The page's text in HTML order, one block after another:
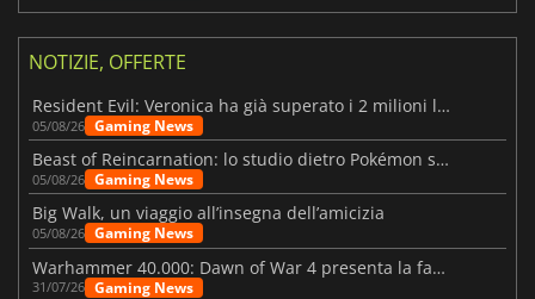
NOTIZIE, OFFERTE
Resident Evil: Veronica ha già superato i 2 milioni liste dei desideri
05/08/26 Gaming News
Beast of Reincarnation: lo studio dietro Pokémon su una nuova strada
05/08/26 Gaming News
Big Walk, un viaggio all’insegna dell’amicizia
05/08/26 Gaming News
Warhammer 40.000: Dawn of War 4 presenta la fazione dei Necron
31/07/26 Gaming News